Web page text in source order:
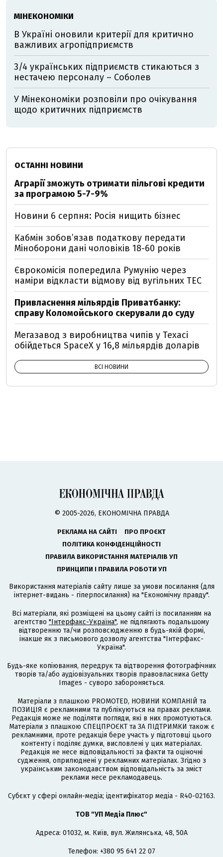
МІНЕКОНОМІКИ
В Україні оновили критерії для критично
важливих агропідприємств
3/4 українських підприємств стикаються з
нестачею персоналу – Соболев
У Мінекономіки розповіли про очікування
щодо критичних підприємств
ОСТАННІ НОВИНИ
Аграрії зможуть отримати пільгові кредити
за програмою 5-7-9%
Новини 6 серпня: Росія нищить бізнес
Кабмін зобовʼязав податкову передати
Міноборони дані чоловіків 18-60 років
Єврокомісія попередила Румунію через
наміри відкласти відмову від вугільних ТЕС
Привласнення мільярдів Приватбанку:
справу Коломойського скерували до суду
Мегазавод з виробництва чипів у Техасі
обійдеться SpaceX у 16,8 мільярдів доларів
ВСІ НОВИНИ
© 2005-2026, ЕКОНОМІЧНА ПРАВДА
РЕКЛАМА НА САЙТІ
ПРО ПРОЄКТ
ПОЛІТИКА КОНФІДЕНЦІЙНОСТІ
ПРАВИЛА ВИКОРИСТАННЯ МАТЕРІАЛІВ УП
ПРИНЦИПИ І ПРАВИЛА РОБОТИ УП
Використання матеріалів сайту лише за умови посилання (для
інтернет-видань - гіперпосилання) на "Економічну правду".
Всі матеріали, які розміщені на цьому сайті із посиланням на
агентство "Інтерфакс-Україна", не підлягають подальшому
відтворенню та/чи розповсюдженню в будь-якій формі,
інакше як з письмового дозволу агентства "Інтерфакс-
Україна".
Будь-яке копіювання, передрук та відтворення фотографічних
творів та/або аудіовізуальних творів правовласника Getty
Images - суворо забороняється.
Матеріали з плашкою PROMOTED, НОВИНИ КОМПАНІЙ та
ПОЗИЦІЯ є рекламними та публікуються на правах реклами.
Редакція може не поділяти погляди, які в них промотуються.
Матеріали з плашкою СПЕЦПРОЄКТ та ЗА ПІДТРИМКИ також є
рекламними, проте редакція бере участь у підготовці цього
контенту і поділяє думки, висловлені у цих матеріалах.
Редакція не несе відповідальності за факти та оціночні
судження, оприлюднені у рекламних матеріалах. Згідно з
українським законодавством відповідальність за зміст
реклами несе рекламодавець.
Cубєкт у сфері онлайн-медіа; ідентифікатор медіа - R40-02163.
ТОВ "УП Медіа Плюс"
Адреса: 01032, м. Київ, вул. Жилянська, 48, 50А
Телефон: +380 95 641 22 07